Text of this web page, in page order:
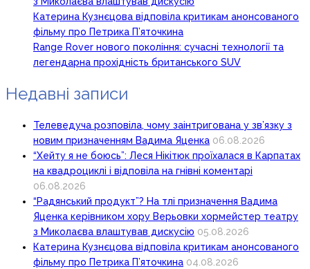
Катерина Кузнєцова відповіла критикам анонсованого
фільму про Петрика П’яточкина
Range Rover нового покоління: сучасні технології та
легендарна прохідність британського SUV
Недавні записи
Телеведуча розповіла, чому заінтригована у зв’язку з
новим призначенням Вадима Яценка 06.08.2026
“Хейту я не боюсь”: Леся Нікітюк проїхалася в Карпатах
на квадроциклі і відповіла на гнівні коментарі
06.08.2026
“Радянський продукт”? На тлі призначення Вадима
Яценка керівником хору Верьовки хормейстер театру
з Миколаєва влаштував дискусію 05.08.2026
Катерина Кузнєцова відповіла критикам анонсованого
фільму про Петрика П’яточкина 04.08.2026